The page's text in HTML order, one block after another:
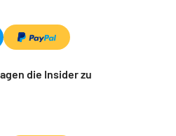
die Insider zu